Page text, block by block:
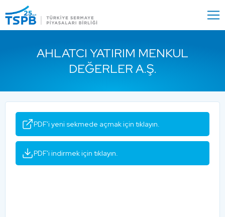
Close
AHLATCI YATIRIM MENKUL
DEĞERLER A.Ş.
PDF'i yeni sekmede açmak için tıklayın.
PDF'i indirmek için tıklayın.